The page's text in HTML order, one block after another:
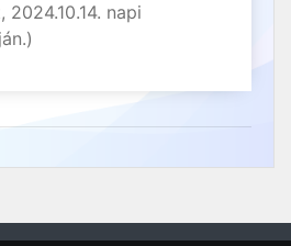
2024.10.14. napi